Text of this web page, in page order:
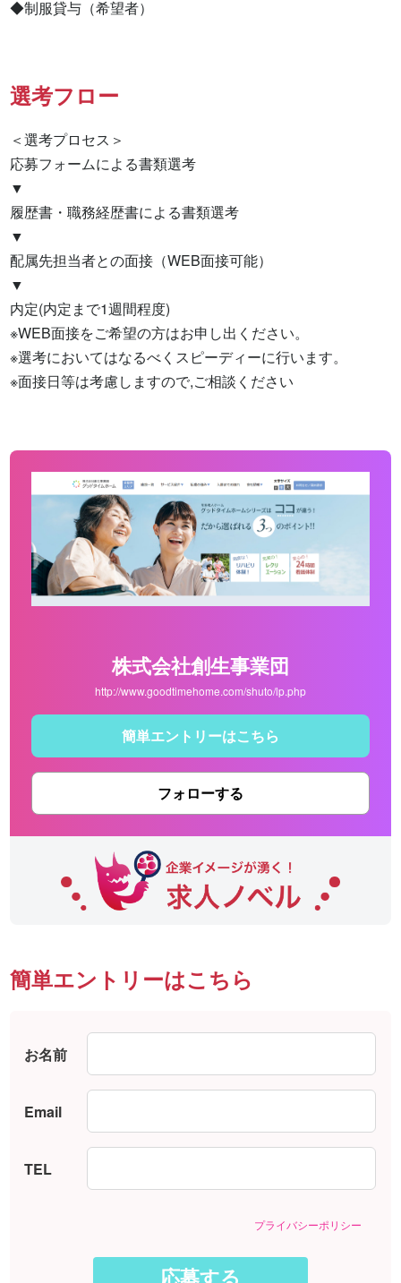
◆制服貸与（希望者）
選考フロー
＜選考プロセス＞
応募フォームによる書類選考
▼
履歴書・職務経歴書による書類選考
▼
配属先担当者との面接（WEB面接可能）
▼
内定(内定まで1週間程度)
※WEB面接をご希望の方はお申し出ください。
※選考においてはなるべくスピーディーに行います。
※面接日等は考慮しますので,ご相談ください
株式会社創生事業団
http://www.goodtimehome.com/shuto/lp.php
簡単エントリーはこちら
フォローする
簡単エントリーはこちら
お名前
Email
TEL
プライバシーポリシー